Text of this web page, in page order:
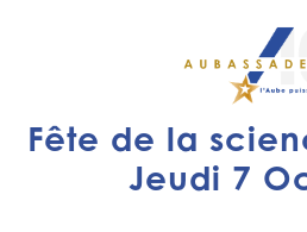
Fête de la
Jeudi 7